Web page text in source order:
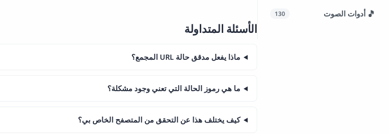
🎵 أدوات الصوت 130
الأسئلة المتداولة
ماذا يفعل مدقق حالة URL المجمع؟
ما هي رموز الحالة التي تعني وجود مشكلة؟
كيف يختلف هذا عن التحقق من المتصفح الخاص بي؟